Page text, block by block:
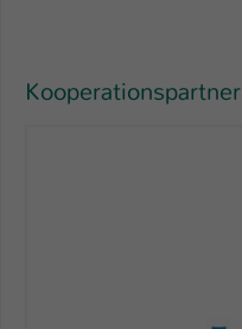
Kooperationspartner